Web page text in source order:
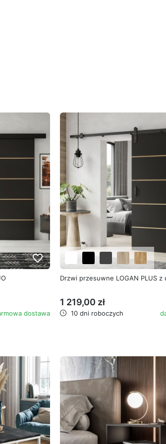
favorite_border
dostawa
Drzwi przesuwne LOGAN PLUS z
1 219,00 zł
10 dni roboczych